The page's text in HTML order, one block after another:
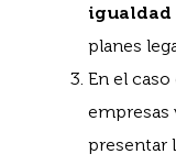
igualdad
planes
En el
empresas
presentar